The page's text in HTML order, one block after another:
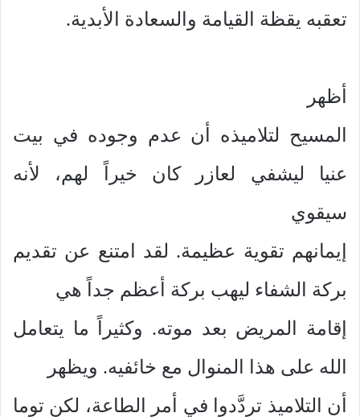
تعقبه يقظة القيامة والسعادة الأبدية.
أظهر
المسيح لتلاميذه أن عدم وجوده في بيت
عنيا ليشفي لعازر كان خيراً لهم، لأنه
سيقوي
إيمانهم تقوية عظيمة. لقد امتنع عن تقديم
بركة الشفاء ليهب بركة أعظم جداً هي
إقامة المريض بعد موته. وكثيراً ما يتعامل
الله على هذا المنوال مع خائفيه. ويظهر
أن التلاميذ تردَّدوا في أمر الطاعة، لكن توما